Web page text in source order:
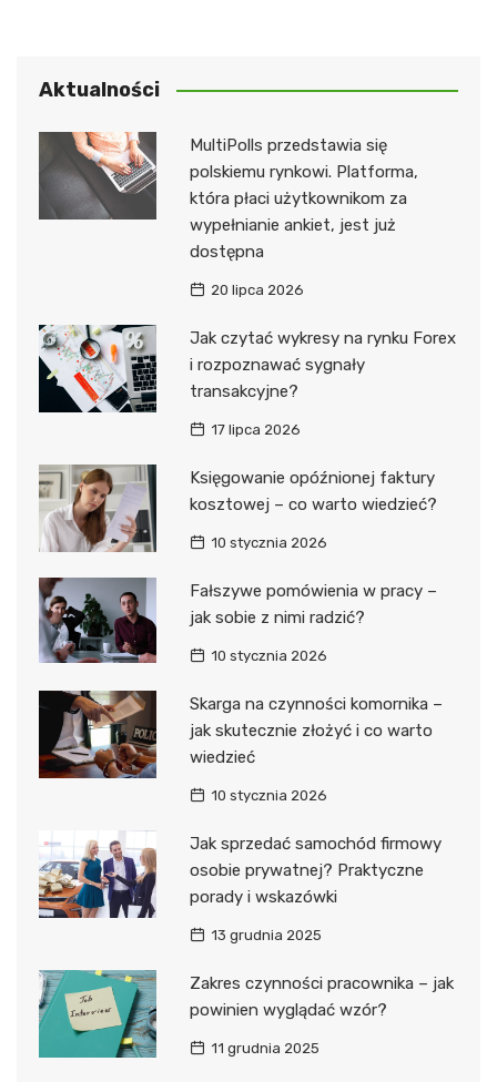
Aktualności
MultiPolls przedstawia się
polskiemu rynkowi. Platforma,
która płaci użytkownikom za
wypełnianie ankiet, jest już
dostępna
20 lipca 2026
Jak czytać wykresy na rynku Forex
i rozpoznawać sygnały
transakcyjne?
17 lipca 2026
Księgowanie opóźnionej faktury
kosztowej – co warto wiedzieć?
10 stycznia 2026
Fałszywe pomówienia w pracy –
jak sobie z nimi radzić?
10 stycznia 2026
Skarga na czynności komornika –
jak skutecznie złożyć i co warto
wiedzieć
10 stycznia 2026
Jak sprzedać samochód firmowy
osobie prywatnej? Praktyczne
porady i wskazówki
13 grudnia 2025
Zakres czynności pracownika – jak
powinien wyglądać wzór?
11 grudnia 2025